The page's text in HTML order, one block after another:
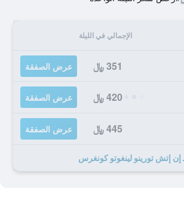
الإجمالي في الليلة
351 ﷼ عرض الصفقة
420 ﷼ عرض الصفقة
445 ﷼ عرض الصفقة